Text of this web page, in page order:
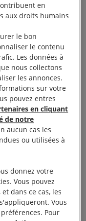
le 24
humains en Iran.
qui va ouvrir
et resterons à
en Iran en
jeune femme
dans la
Appelez la
une Kurde
famille. C’est là
des mœurs
en
aux droits humains
le bon
le contenu
Les données à
nous collectons
les annonces.
sur votre
pouvez entres
en cliquant
de notre
aucun cas les
ou utilisées à
donnez votre
Vous pouvez
dans ce cas, les
Vous
Pour